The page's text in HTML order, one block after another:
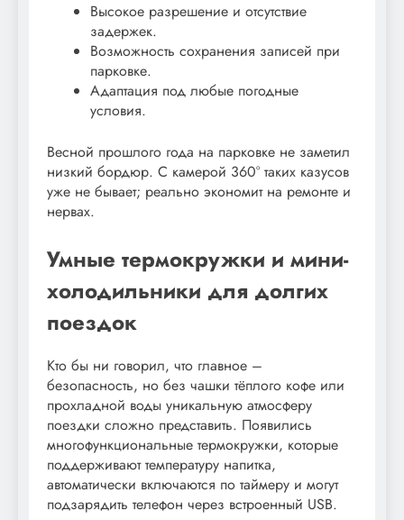
Высокое разрешение и отсутствие
задержек.
Возможность сохранения записей при
парковке.
Адаптация под любые погодные
условия.
Весной прошлого года на парковке не заметил
низкий бордюр. С камерой 360° таких казусов
уже не бывает; реально экономит на ремонте и
нервах.
Умные термокружки и мини-
холодильники для долгих
поездок
Кто бы ни говорил, что главное –
безопасность, но без чашки тёплого кофе или
прохладной воды уникальную атмосферу
поездки сложно представить. Появились
многофункциональные термокружки, которые
поддерживают температуру напитка,
автоматически включаются по таймеру и могут
подзарядить телефон через встроенный USB.